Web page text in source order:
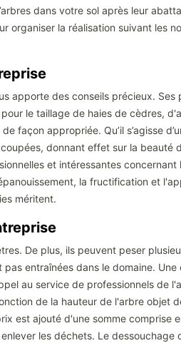
dans votre sol après leur
la réalisation suivant les
apporte des conseils précieux. Ses
le taillage de haies de cèdres,
façon appropriée. Qu’il s’agisse
donnant effet sur la
et intéressantes
la fructification et
méritent.
De plus, ils peuvent peser
entraînées dans le domaine.
au service de professionnels de
de la hauteur de l'arbre objet
est ajouté d'une somme comprise
les déchets. Le dessouchage